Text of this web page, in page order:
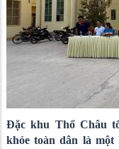
Đặc khu Thổ Châu
khỏe toàn dân là một